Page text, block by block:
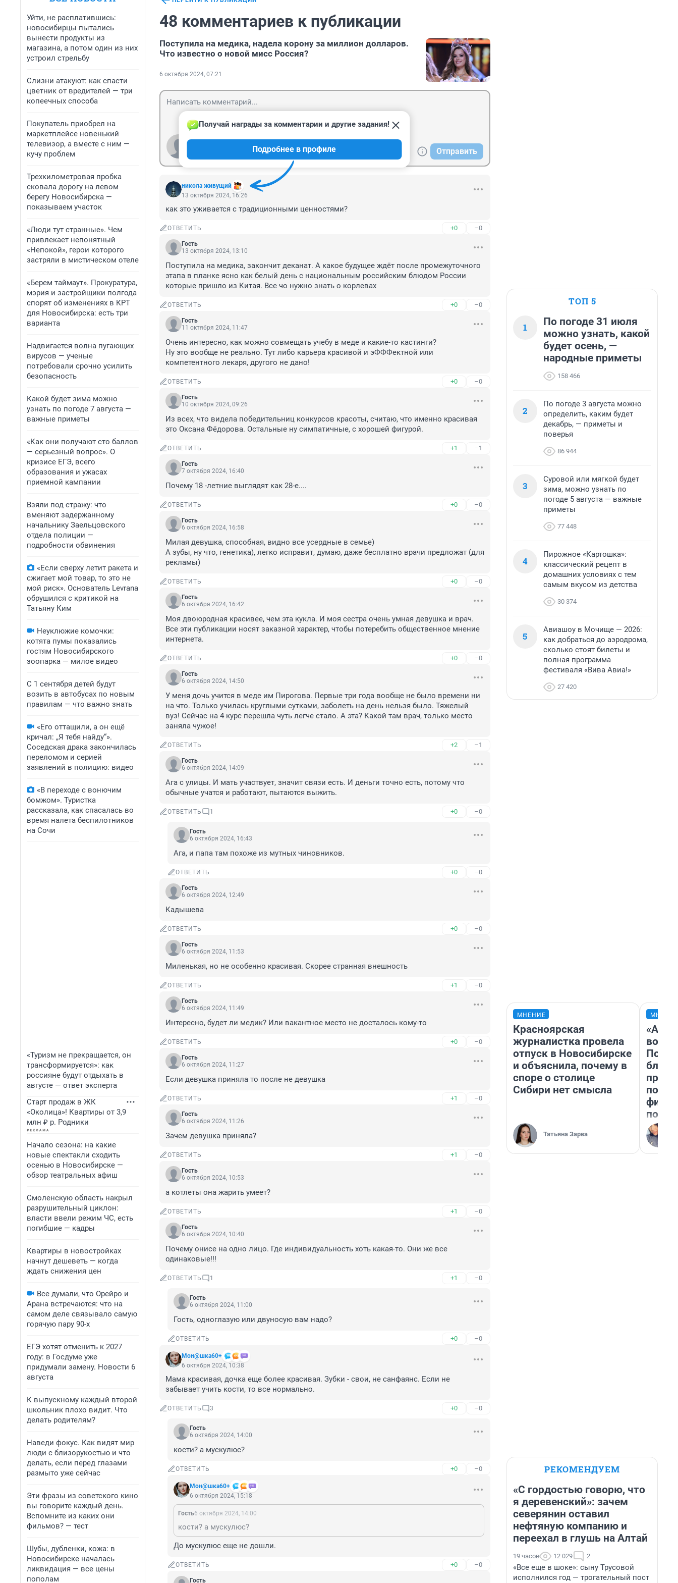
Уйти, не расплатившись:
новосибирцы пытались
вынести продукты из
магазина, а потом один из них
устроил стрельбу
Слизни атакуют: как спасти
цветник от вредителей — три
копеечных способа
Покупатель приобрел на
маркетплейсе новенький
телевизор, а вместе с ним —
кучу проблем
Трехкилометровая пробка
сковала дорогу на левом
берегу Новосибирска —
показываем участок
«Люди тут странные». Чем
привлекает непонятный
«Непокой», герои которого
застряли в мистическом отеле
«Берем таймаут». Прокуратура,
мэрия и застройщики полгода
спорят об изменениях в КРТ
для Новосибирска: есть три
варианта
Надвигается волна пугающих
вирусов — ученые
потребовали срочно усилить
безопасность
Какой будет зима можно
узнать по погоде 7 августа —
важные приметы
«Как они получают сто баллов
— серьезный вопрос». О
кризисе ЕГЭ, всего
образования и ужасах
приемной кампании
Взяли под стражу: что
вменяют задержанному
начальнику Заельцовского
отдела полиции —
подробности обвинения
«Если сверху летит ракета и
сжигает мой товар, то это не
мой риск». Основатель Levrana
обрушился с критикой на
Татьяну Ким
Неуклюжие комочки:
котята пумы показались
гостям Новосибирского
зоопарка — милое видео
С 1 сентября детей будут
возить в автобусах по новым
правилам — что важно знать
«Его оттащили, а он ещё
кричал: „Я тебя найду“».
Соседская драка закончилась
переломом и серией
заявлений в полицию: видео
«В переходе с вонючим
бомжом». Туристка
рассказала, как спасалась во
время налета беспилотников
на Сочи
«Туризм не прекращается, он
трансформируется»: как
россияне будут отдыхать в
августе — ответ эксперта
Старт продаж в ЖК
«Околица»! Квартиры от 3,9
млн ₽ р. Родники
Начало сезона: на какие
новые спектакли сходить
осенью в Новосибирске —
обзор театральных афиш
Смоленскую область накрыл
разрушительный циклон:
власти ввели режим ЧС, есть
погибшие — кадры
Квартиры в новостройках
начнут дешеветь — когда
ждать снижения цен
Все думали, что Орейро и
Арана встречаются: что на
самом деле связывало самую
горячую пару 90-х
ЕГЭ хотят отменить к 2027
году: в Госдуме уже
придумали замену. Новости 6
августа
К выпускному каждый второй
школьник плохо видит. Что
делать родителям?
Наведи фокус. Как видят мир
люди с близорукостью и что
делать, если перед глазами
размыто уже сейчас
Эти фразы из советского кино
вы говорите каждый день.
Вспомните из каких они
фильмов? — тест
Шубы, дубленки, кожа: в
Новосибирске началась
ликвидация — все цены
пополам
48 комментариев к публикации
Поступила на медика, надела корону за миллион долларов.
Что известно о новой мисс Россия?
6 октября 2024, 07:21
Отправить
никола живущий
Получай награды за комментарии и другие задания!
Подробнее в профиле
13 октября 2024, 16:26
как это уживается с традиционными ценностями?
ОТВЕТИТЬ +0 –0
Гость
13 октября 2024, 13:10
Поступила на медика, закончит деканат. А какое будущее ждёт после промежуточного
этапа в планке ясно как белый день с национальным российским блюдом России
которые пришло из Китая. Все чо нужно знать о корлевах
ОТВЕТИТЬ +0 –0
Гость
11 октября 2024, 11:47
Очень интересно, как можно совмещать учебу в меде и какие-то кастинги?
Ну это вообще не реально. Тут либо карьера красивой и эФФФектной или
компетентного лекаря, другого не дано!
ОТВЕТИТЬ +0 –0
Гость
10 октября 2024, 09:26
Из всех, что видела победительниц конкурсов красоты, считаю, что именно красивая
это Оксана Фёдорова. Остальные ну симпатичные, с хорошей фигурой.
ОТВЕТИТЬ +1 –1
Гость
7 октября 2024, 16:40
Почему 18 -летние выглядят как 28-е....
ОТВЕТИТЬ +0 –0
Гость
6 октября 2024, 16:58
Милая девушка, способная, видно все усердные в семье)
А зубы, ну что, генетика), легко исправит, думаю, даже бесплатно врачи предложат (для
рекламы)
ОТВЕТИТЬ +0 –0
Гость
6 октября 2024, 16:42
Моя двоюродная красивее, чем эта кукла. И моя сестра очень умная девушка и врач.
Все эти публикации носят заказной характер, чтобы потеребить общественное мнение
интернета.
ОТВЕТИТЬ +0 –0
Гость
6 октября 2024, 14:50
У меня дочь учится в меде им Пирогова. Первые три года вообще не было времени ни
на что. Только училась круглыми сутками, заболеть на день нельзя было. Тяжелый
вуз! Сейчас на 4 курс перешла чуть легче стало. А эта? Какой там врач, только место
заняла чужое!
ОТВЕТИТЬ +2 –1
Гость
6 октября 2024, 14:09
Ага с улицы. И мать участвует, значит связи есть. И деньги точно есть, потому что
обычные учатся и работают, пытаются выжить.
ОТВЕТИТЬ 1 +0 –0
Гость
6 октября 2024, 16:43
Ага, и папа там похоже из мутных чиновников.
ОТВЕТИТЬ +0 –0
Гость
6 октября 2024, 12:49
Кадышева
ОТВЕТИТЬ +0 –0
Гость
6 октября 2024, 11:53
Миленькая, но не особенно красивая. Скорее странная внешность
ОТВЕТИТЬ +1 –0
Гость
6 октября 2024, 11:49
Интересно, будет ли медик? Или вакантное место не досталось кому-то
ОТВЕТИТЬ +0 –0
Гость
6 октября 2024, 11:27
Если девушка приняла то после не девушка
ОТВЕТИТЬ +1 –0
Гость
6 октября 2024, 11:26
Зачем девушка приняла?
ОТВЕТИТЬ +1 –0
Гость
6 октября 2024, 10:53
а котлеты она жарить умеет?
ОТВЕТИТЬ +1 –0
Гость
6 октября 2024, 10:40
Почему онисе на одно лицо. Где индивидуальность хоть какая-то. Они же все
одинаковые!!!
ОТВЕТИТЬ 1 +1 –0
Гость
6 октября 2024, 11:00
Гость, одноглазую или двуносую вам надо?
ОТВЕТИТЬ +0 –0
Мон@шка60+
6 октября 2024, 10:38
Мама красивая, дочка еще более красивая. Зубки - свои, не санфаянс. Если не
забывает учить кости, то все нормально.
ОТВЕТИТЬ 3 +0 –0
Гость
6 октября 2024, 14:00
кости? а мускулюс?
ОТВЕТИТЬ +0 –0
Мон@шка60+
6 октября 2024, 15:18
Гость6 октября 2024, 14:00
кости? а мускулюс?
До мускулюс еще не дошли.
ОТВЕТИТЬ +0 –0
Гость
ТОП 5
1
По погоде 31 июля
можно узнать, какой
будет осень, —
народные приметы
158 466
2
По погоде 3 августа можно
определить, каким будет
декабрь, — приметы и
поверья
86 944
3
Суровой или мягкой будет
зима, можно узнать по
погоде 5 августа — важные
приметы
77 448
4
Пирожное «Картошка»:
классический рецепт в
домашних условиях с тем
самым вкусом из детства
30 374
5
Авиашоу в Мочище — 2026:
как добраться до аэродрома,
сколько стоят билеты и
полная программа
фестиваля «Вива Авиа!»
27 420
МНЕНИЕ
Красноярская
журналистка провела
отпуск в Новосибирске
и объяснила, почему в
споре о столице
Сибири нет смысла
Татьяна Зарва
вот
РЕКОМЕНДУЕМ
«С гордостью говорю, что
я деревенский»: зачем
северянин оставил
нефтяную компанию и
переехал в глушь на Алтай
19 часов 12 029 2
«Все еще в шоке»: сыну Трусовой
исполнился год — трогательный пост